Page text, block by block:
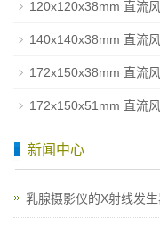
120x120x38mm 直流
140x140x38mm 直流
172x150x38mm 直流
172x150x51mm 直流
新闻中心
乳腺摄影仪的X射线发生